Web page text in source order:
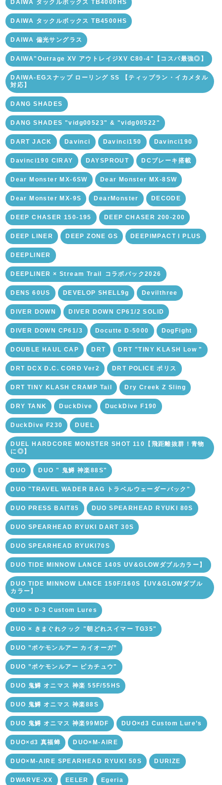
DAIWA タックルボックス TB4000HS
DAIWA タックルボックス TB4500HS
DAIWA 偏光サングラス
DAIWA"Outrage XV アウトレイジXV C80-4"【コスパ最強◎】
DAIWA-EGスナップ ローリング SS 【ティップラン・イカメタル
対応】
DANG SHADES
DANG SHADES "vidg00523" & "vidg00522"
DART JACK Davinci Davinci150 Davinci190
Davinci190 CIRAY DAYSPROUT DCブレーキ搭載
Dear Monster MX-6SW Dear Monster MX-8SW
Dear Monster MX-9S DearMonster DECODE
DEEP CHASER 150-195 DEEP CHASER 200-200
DEEP LINER DEEP ZONE GS DEEPIMPACT I PLUS
DEEPLINER
DEEPLINER × Stream Trail ⁡コラボバック2026
DENS 60US DEVELOP SHELL9g Devilthree
DIVER DOWN DIVER DOWN CP61/2 SOLID
DIVER DOWN CP61/3 Docutte D-5000 DogFight
DOUBLE HAUL CAP DRT DRT "TINY KLASH Low "
DRT DCX D.C. CORD Ver2 DRT POLICE ポリス
DRT TINY KLASH CRAMP Tail Dry Creek Z Sling
DRY TANK DuckDive DuckDive F190
DuckDive F230 DUEL
DUEL HARDCORE MONSTER SHOT 110【飛距離抜群！青物
に◎】
DUO DUO " 鬼鱒 神楽88S"
DUO "TRAVEL WADER BAG トラベルウェーダーバック"
DUO PRESS BAIT85 DUO SPEARHEAD RYUKI 80S
DUO SPEARHEAD RYUKI DART 30S
DUO SPEARHEAD RYUKI70S
DUO TIDE MINNOW LANCE 140S UV&GLOWダブルカラー】
DUO TIDE MINNOW LANCE 150F/160S【UV&GLOWダブル
カラー】
DUO × D-3 Custom Lures
DUO × きまぐれクック "朝どれスイマー TG35"
DUO ”ポケモンルアー カイオーガ”
DUO ”ポケモンルアー ピカチュウ"
DUO 鬼鱒 オニマス 神楽 55F/55HS
DUO 鬼鱒 オニマス 神楽88S
DUO 鬼鱒 オニマス 神楽99MDF DUO×d3 Custom Lure’s
DUO×d3 真福蝉 DUO×M-AIRE
DUO×M-AIRE SPEARHEAD RYUKI 50S DURIZE
DWARVE-XX EELER Egeria